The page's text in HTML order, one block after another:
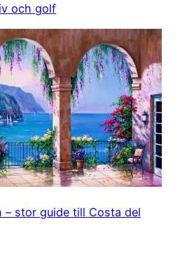
och golf
– stor guide till Costa del